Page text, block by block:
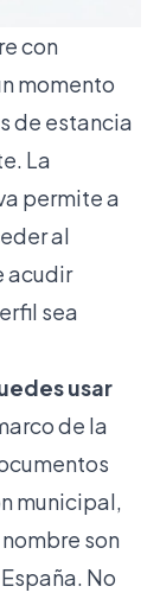
con
momento
de estancia
La
permite a
al
acudir
sea
usar
de la
municipal,
son
No